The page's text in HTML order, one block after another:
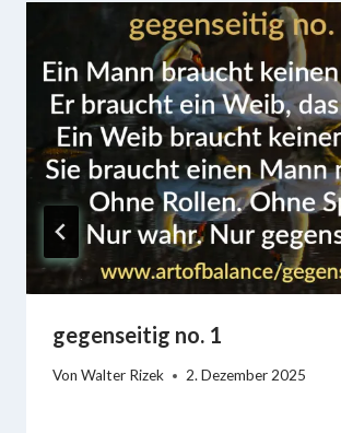
gegenseitig no. 1
Von Walter Rizek 2. Dezember 2025